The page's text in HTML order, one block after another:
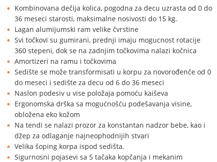
Kombinovana dečija kolica, pogodna za decu uzrasta od 0 do
36 meseci starosti, maksimalne nosivosti do 15 kg.
Lagan alumijumski ram velike čvrstine
Svi točkovi su gumirani, prednji imaju mogucnost rotacije
360 stepeni, dok se na zadnjim točkovima nalazi kočnica
Amortizeri na ramu i točkovima
Sedište se može transformisati u korpu za novorođenče od 0
do meseci i sedište za decu od 6 do 36 meseci
Naslon podesiv u vise položaja pomoću kaiševa
Ergonomska drška sa mogućnošću podešavanja visine,
obložena eko kožom
Na tendi se nalazi prozor za konstantan nadzor bebe, kao i
džep za odlaganje najneophodnijih stvari
Velika šoping korpa ispod sedišta.
Sigurnosni pojasevi sa 5 tačaka kopčanja i mekanim